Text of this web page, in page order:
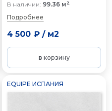
В наличии: 99.36 м2
Подробнее
4 500 ₽/ м2
в корзину
EQUIPE ИСПАНИЯ